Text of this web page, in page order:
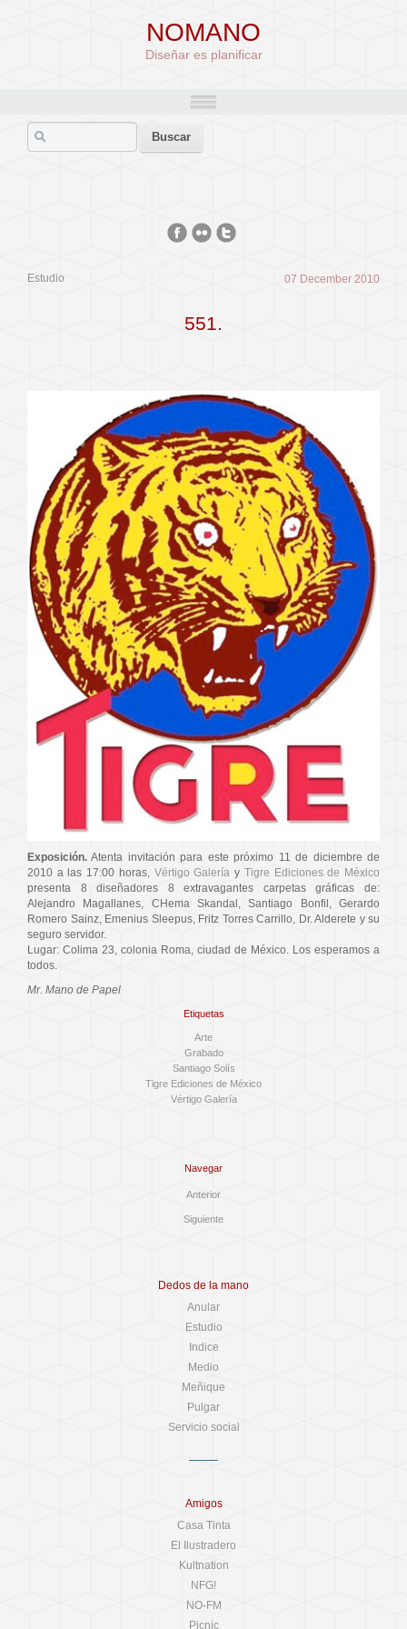
NOMANO
Diseñar es planificar
Estudio 07 December 2010
551.
Exposición. Atenta invitación para este próximo 11 de diciembre de
2010 a las 17:00 horas, Vértigo Galería y Tigre Ediciones de México
presenta 8 diseñadores 8 extravagantes carpetas gráficas de:
Alejandro Magallanes, CHema Skandal, Santiago Bonfil, Gerardo
Romero Sainz, Emenius Sleepus, Fritz Torres Carrillo, Dr. Alderete y su
seguro servidor.
Lugar: Colima 23, colonia Roma, ciudad de México. Los esperamos a
todos.
Mr. Mano de Papel
Etiquetas
Arte
Grabado
Santiago Solís
Tigre Ediciones de México
Vértigo Galería
Navegar
Anterior
Siguiente
Dedos de la mano
Anular
Estudio
Indice
Medio
Meñique
Pulgar
Servicio social
Amigos
Casa Tinta
El Ilustradero
Kultnation
NFG!
NO-FM
Picnic